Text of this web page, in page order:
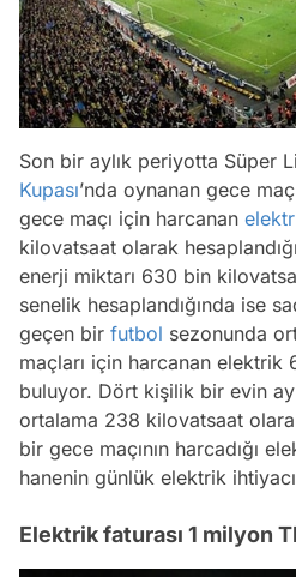
Son bir aylık periyotta Süper
Kupası’nda oynanan gece
gece maçı için harcanan
kilovatsaat olarak
enerji miktarı 630 bin
senelik hesaplandığında ise
geçen bir futbol sezonunda
maçları için harcanan elektrik
buluyor. Dört kişilik bir evin
ortalama 238 kilovatsaat
bir gece maçının harcadığı
hanenin günlük elektrik
Elektrik faturası 1 milyon